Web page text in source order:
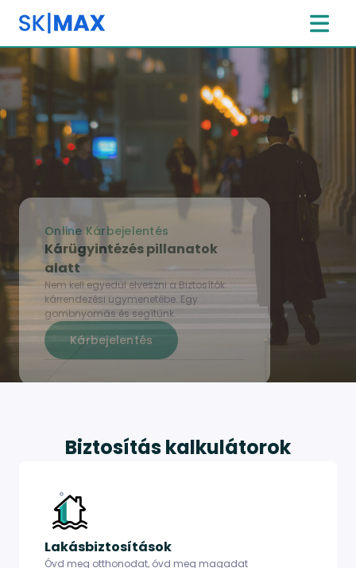
Online Kárbejelentés
Kárügyintézés pillanatok
Nem kell egyedül elveszni a Biztosítók
kárrendezési ügymenetébe. Egy
gombnyomás és segítünk.
Kárbejelentés
Biztosítás kalkulátorok
Lakásbiztosítások
Óvd meg otthonodat, óvd meg magadat